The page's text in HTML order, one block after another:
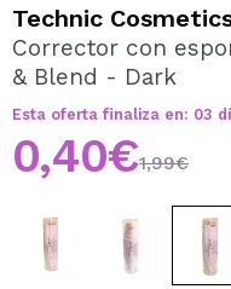
Al crear una cuenta en
tus compras
Technic
Corrector con
& Blend - Dark
Esta oferta finaliza en: 03
0,40€1,99€